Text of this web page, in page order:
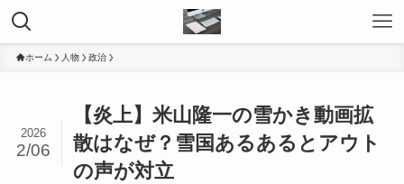
ホーム 人物 政治
【炎上】米山隆一の雪かき動画拡
散はなぜ？雪国あるあるとアウト
の声が対立
2026
2/06